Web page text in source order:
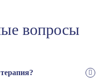
вопросы